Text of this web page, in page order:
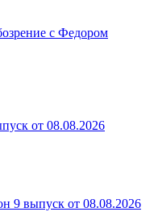
с Федором
от 08.08.2026
9 выпуск от 08.08.2026